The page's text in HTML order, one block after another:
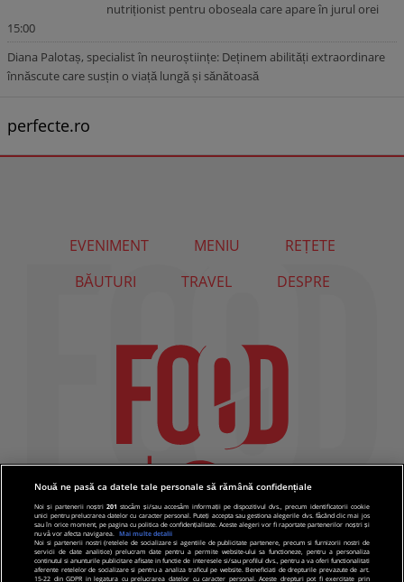
nutriționist pentru oboseala care apare în jurul orei
15:00
Diana Palotaș, specialist în neuroștiințe: Deținem abilități extraordinare
înnăscute care susțin o viață lungă și sănătoasă
perfecte.ro
EVENIMENT MENIU
REȚETE
BĂUTURI
TRAVEL DESPRE
Nouă ne pasă ca datele tale personale să rămână confidențiale
Noi și partenerii noștri201 stocăm și/sau accesăm informații pe dispozitivul dvs., precum identificatorii cookie
unici pentru prelucrarea datelor cu caracter personal. Puteți accepta sau gestiona alegerile dvs. făcând clic mai jos
sau în orice moment, pe pagina cu politica de confidențialitate. Aceste alegeri vor fi raportate partenerilor noștri și
nu vă vor afecta navigarea.
Mai multe detalii
Noi si partenerii nostri (retelele de socializare si agentiile de publicitate partenere, precum si furnizorii nostri de
servicii de date analitice) prelucram date pentru a permite website-ului sa functioneze, pentru a personaliza
continutul si anunturile publicitare afisate in functie de interesele si/sau profilul dvs., pentru a va oferi functionalitati
aferente retelelor de socializare si pentru a analiza traficul pe website. Beneficiati de drepturile prevazute de art.
15-22 din GDPR in legatura cu prelucrarea datelor cu caracter personal. Aceste drepturi pot fi exercitate prin